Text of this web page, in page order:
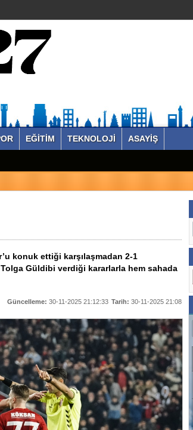
EĞİTİM TEKNOLOJİ ASAYİŞ
konuk ettiği karşılaşmadan 2-1
Güldibi verdiği kararlarla hem sahada
Güncelleme: 30-11-2025 21:12:33 Tarih: 30-11-2025 21:08